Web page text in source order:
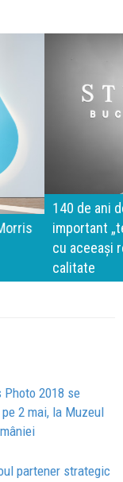
Cel mai
constant, dar
siguranță și
Photo 2018 se
2 mai, la Muzeul
partener strategic